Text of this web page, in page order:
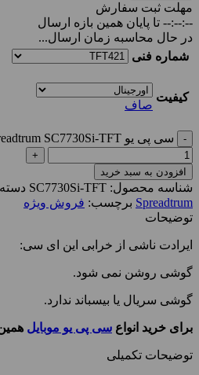
مهلت ثبت سفارش
--:--:-- تا پایان همین بازه ارسال
در حال محاسبه زمان ارسال...
شماره فنی
کیفیت
صاف
سی پی یو Spreadtrum SC7730Si-TFT عدد
افزودن به سبد خرید
شناسه محصول: SC7730Si-TFT
Spreadtrum برچسب: فروش ویژه
توضیحات
ایرادت ناشی از خرابی این ای سی:
گوشی روشن نمی شود.
گوشی سریال یا بیسباند ندارد.
برای خرید انواع سی پی یو موبایل
توضیحات تکمیلی